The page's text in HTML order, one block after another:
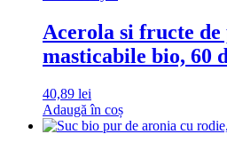
Acerola si fructe
masticabile bio, 60
40,89 lei
Adaugă în coș